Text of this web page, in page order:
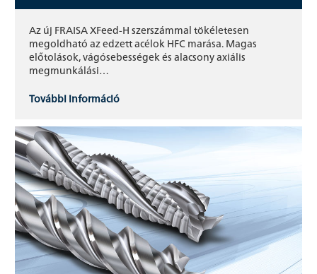
Az új FRAISA XFeed-H szerszámmal tökéletesen
megoldható az edzett acélok HFC marása. Magas
előtolások, vágósebességek és alacsony axiális
megmunkálási…
További információ